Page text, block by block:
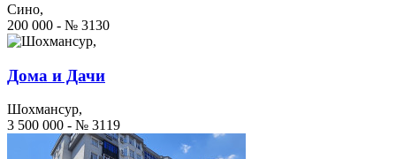
Сино,
200 000 - № 3130
Дома и Дачи
Шохмансур,
3 500 000 - № 3119